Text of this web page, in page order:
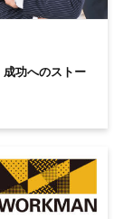
功へのストー